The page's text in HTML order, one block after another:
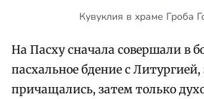
Кувуклия в храме Гроба
На Пасху сначала совершали в
пасхальное бдение с Литургией,
причащались, затем только